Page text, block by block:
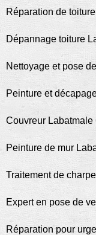
Réparation de
Dépannage toiture
Nettoyage et pose
Peinture et
Couvreur Labatmale
Peinture de mur
Traitement de
Expert en pose de
Réparation pour